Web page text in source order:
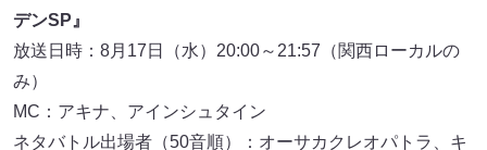
デンSP』
放送日時：8月17日（水）20:00～21:57（関西ローカルの
み）
MC：アキナ、アインシュタイン
ネタバトル出場者（50音順）：オーサカクレオパトラ、キ